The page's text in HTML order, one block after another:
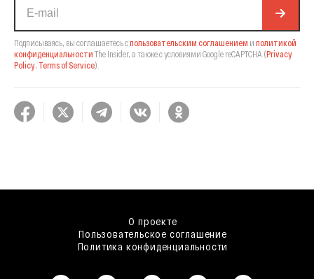
Подписываясь, вы соглашаетесь спользовательским соглашением и политикой
конфиденциальности The Insider, а также с условиями Google reCAPTCHA (Privacy
Policy, Terms of Service).
О проекте
Пользовательское соглашение
Политика конфиденциальности